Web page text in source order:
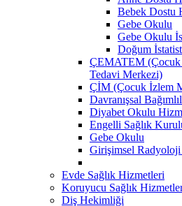
Bebek Dostu
Gebe Okulu
Gebe Okulu
Doğum
ÇEMATEM (Çocuk
Tedavi Merkezi)
ÇİM (Çocuk İzlem
Davranışsal
Diyabet Okulu
Engelli Sağlık
Gebe Okulu
Girişimsel
Evde Sağlık Hizmetleri
Koruyucu Sağlık
Diş Hekimliği